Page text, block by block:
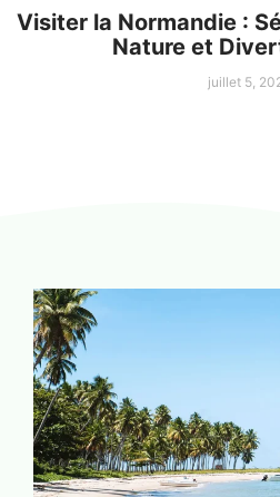
Visiter la Normandie :
Nature et
juillet 5,